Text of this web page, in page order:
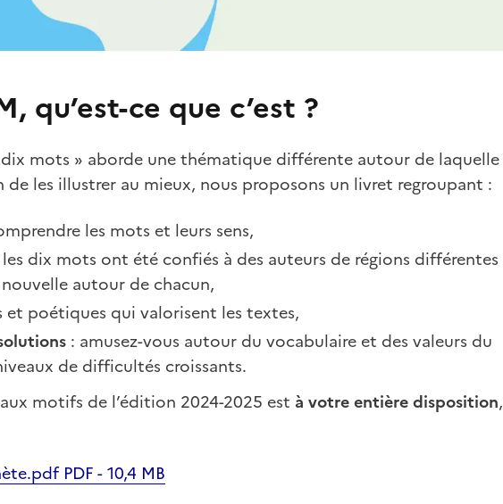
qu’est-ce que c’est ?
mots » aborde une thématique différente autour de laquelle
les illustrer au mieux, nous proposons un livret regroupant :
les mots et leurs sens,
dix mots ont été confiés à des auteurs de régions différentes
autour de chacun,
et poétiques qui valorisent les textes,
: amusez-vous autour du vocabulaire et des valeurs du
de difficultés croissants.
motifs de l’édition 2024-2025 est à votre entière disposition,
PDF - 10,4 MB